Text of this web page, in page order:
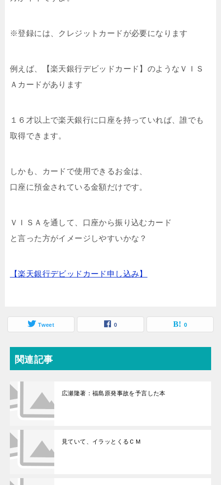
※登録には、クレジットカードが必要になります
例えば、【楽天銀行デビッドカード】のようなＶＩＳ
Ａカードがあります
１６才以上で楽天銀行に口座を持っていれば、誰でも
取得できます。
しかも、カードで使用できるお金は、
口座に預金されている金額だけです。
ＶＩＳＡを通して、口座から振り込むカード
と言った方がイメージしやすいかな？
【楽天銀行デビッドカード申し込み】
Tweet 0 0
関連記事
広瀬隆著：福島原発事故を予言した本
見ていて、イラッとくるＣＭ